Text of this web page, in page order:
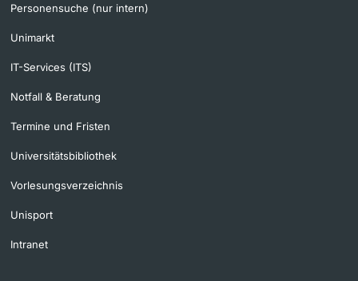
Personensuche (nur intern)
Unimarkt
IT-Services (ITS)
Notfall & Beratung
Termine und Fristen
Universitätsbibliothek
Vorlesungsverzeichnis
Unisport
Intranet